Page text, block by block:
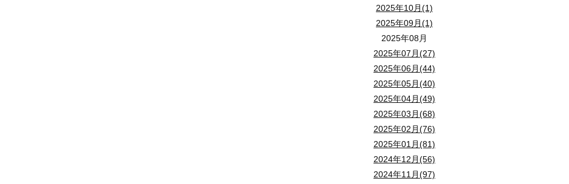
2025年10月(1)
2025年09月(1)
2025年08月
2025年07月(27)
2025年06月(44)
2025年05月(40)
2025年04月(49)
2025年03月(68)
2025年02月(76)
2025年01月(81)
2024年12月(56)
2024年11月(97)